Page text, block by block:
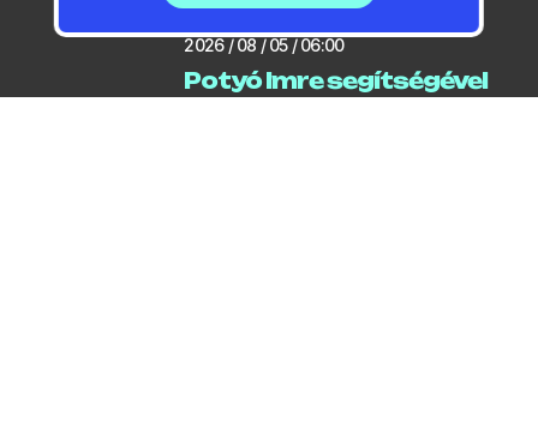
2026 / 08 / 05 / 06:00
Potyó Imre segítségével